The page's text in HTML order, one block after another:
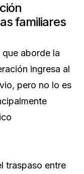
familiares
que aborde la
ingresa al
pero no lo es
traspaso entre